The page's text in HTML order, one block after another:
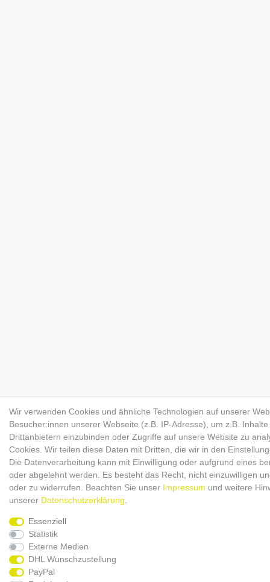
Wir verwenden Cookies und ähnliche Technologien auf unserer
Besucher:innen unserer Webseite (z.B. IP-Adresse), um z.B.
Drittanbietern einzubinden oder Zugriffe auf unsere Website zu
Cookies. Wir teilen diese Daten mit Dritten, die wir in den
Die Datenverarbeitung kann mit Einwilligung oder aufgrund eines
oder abgelehnt werden. Es besteht das Recht, nicht einzuwilligen
oder zu widerrufen. Beachten Sie unser Impressum und weitere
unserer Daten­schutz­erklärung
Essenziell
Statistik
Externe Medien
DHL Wunschzustellung
PayPal